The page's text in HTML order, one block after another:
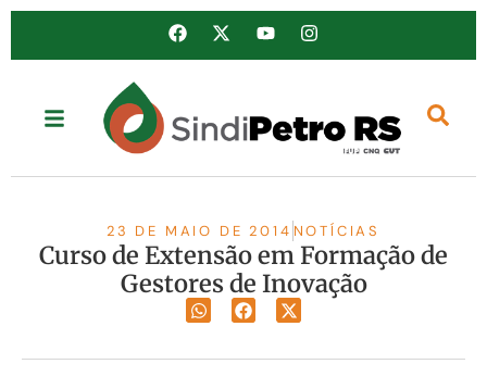
23 DE MAIO DE 2014 NOTÍCIAS
Curso de Extensão em Formação de
Gestores de Inovação